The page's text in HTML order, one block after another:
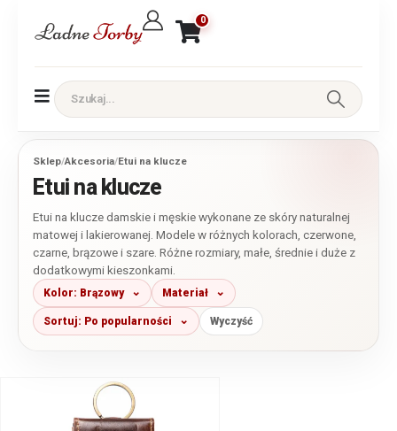
0
Sklep/Akcesoria/Etui na klucze
Etui na klucze
Etui na klucze damskie i męskie wykonane ze skóry naturalnej
matowej i lakierowanej. Modele w różnych kolorach, czerwone,
czarne, brązowe i szare. Różne rozmiary, małe, średnie i duże z
dodatkowymi kieszonkami.
Kolor: Brązowy Materiał
Sortuj: Po popularności Wyczyść